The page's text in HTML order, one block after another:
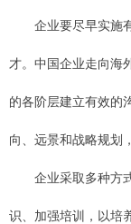
企业要尽早实施有
才。中国企业走向海
的各阶层建立有效的
向、远景和战略规划
企业采取多种方式
识、加强培训，以培